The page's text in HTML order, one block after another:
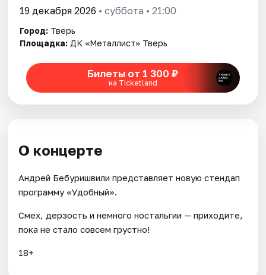
Артисты
19 декабря 2026 • суббота • 21:00
Город: Тверь
Площадка: ДК «Металлист» Тверь
Билеты от 1 300 ₽
на Ticketland
О концерте
Андрей Бебуришвили представляет новую стендап
программу «Удобный».
Смех, дерзость и немного ностальгии — приходите,
пока не стало совсем грустно!
18+